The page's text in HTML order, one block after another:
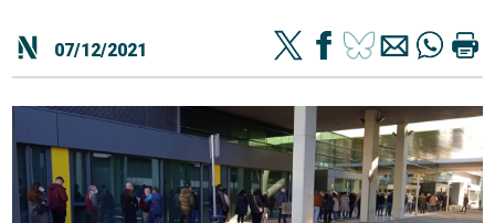
07/12/2021